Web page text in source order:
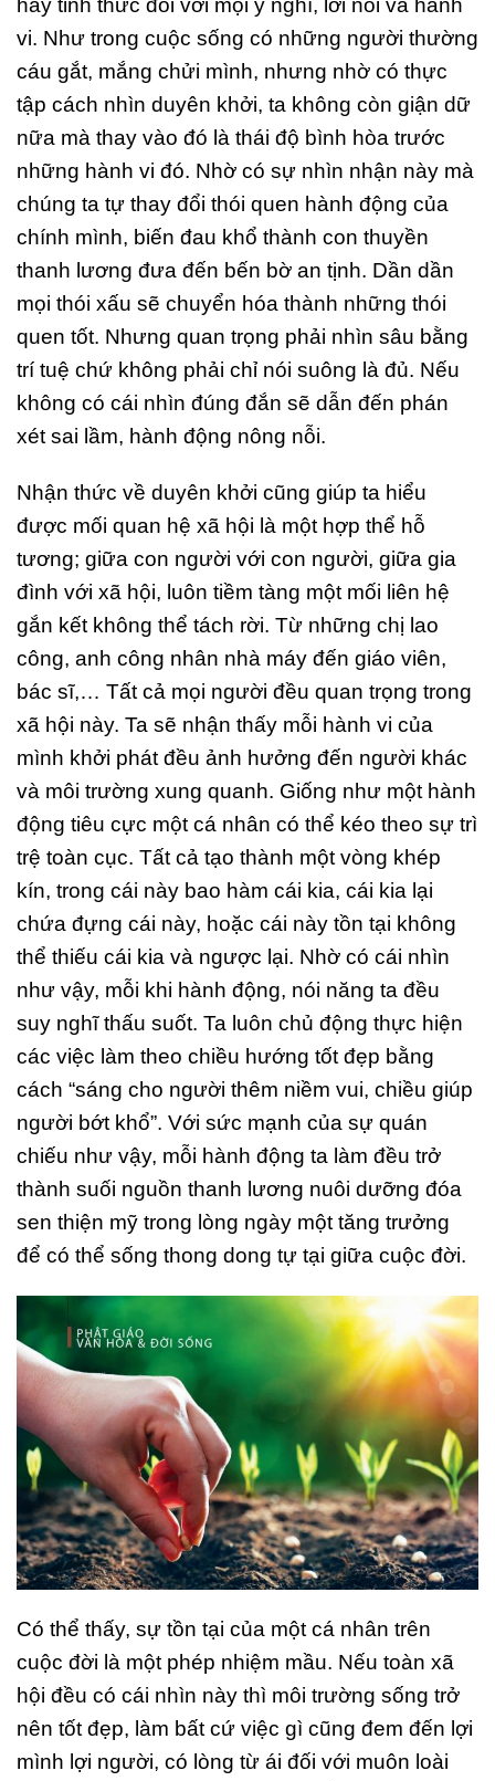
hãy tỉnh thức đối với mọi ý nghĩ, lời nói và hành
vi. Như trong cuộc sống có những người thường
cáu gắt, mắng chửi mình, nhưng nhờ có thực
tập cách nhìn duyên khởi, ta không còn giận dữ
nữa mà thay vào đó là thái độ bình hòa trước
những hành vi đó. Nhờ có sự nhìn nhận này mà
chúng ta tự thay đổi thói quen hành động của
chính mình, biến đau khổ thành con thuyền
thanh lương đưa đến bến bờ an tịnh. Dần dần
mọi thói xấu sẽ chuyển hóa thành những thói
quen tốt. Nhưng quan trọng phải nhìn sâu bằng
trí tuệ chứ không phải chỉ nói suông là đủ. Nếu
không có cái nhìn đúng đắn sẽ dẫn đến phán
xét sai lầm, hành động nông nỗi.
Nhận thức về duyên khởi cũng giúp ta hiểu
được mối quan hệ xã hội là một hợp thể hỗ
tương; giữa con người với con người, giữa gia
đình với xã hội, luôn tiềm tàng một mối liên hệ
gắn kết không thể tách rời. Từ những chị lao
công, anh công nhân nhà máy đến giáo viên,
bác sĩ,… Tất cả mọi người đều quan trọng trong
xã hội này. Ta sẽ nhận thấy mỗi hành vi của
mình khởi phát đều ảnh hưởng đến người khác
và môi trường xung quanh. Giống như một hành
động tiêu cực một cá nhân có thể kéo theo sự trì
trệ toàn cục. Tất cả tạo thành một vòng khép
kín, trong cái này bao hàm cái kia, cái kia lại
chứa đựng cái này, hoặc cái này tồn tại không
thể thiếu cái kia và ngược lại. Nhờ có cái nhìn
như vậy, mỗi khi hành động, nói năng ta đều
suy nghĩ thấu suốt. Ta luôn chủ động thực hiện
các việc làm theo chiều hướng tốt đẹp bằng
cách “sáng cho người thêm niềm vui, chiều giúp
người bớt khổ”. Với sức mạnh của sự quán
chiếu như vậy, mỗi hành động ta làm đều trở
thành suối nguồn thanh lương nuôi dưỡng đóa
sen thiện mỹ trong lòng ngày một tăng trưởng
để có thể sống thong dong tự tại giữa cuộc đời.
Có thể thấy, sự tồn tại của một cá nhân trên
cuộc đời là một phép nhiệm mầu. Nếu toàn xã
hội đều có cái nhìn này thì môi trường sống trở
nên tốt đẹp, làm bất cứ việc gì cũng đem đến lợi
mình lợi người, có lòng từ ái đối với muôn loài